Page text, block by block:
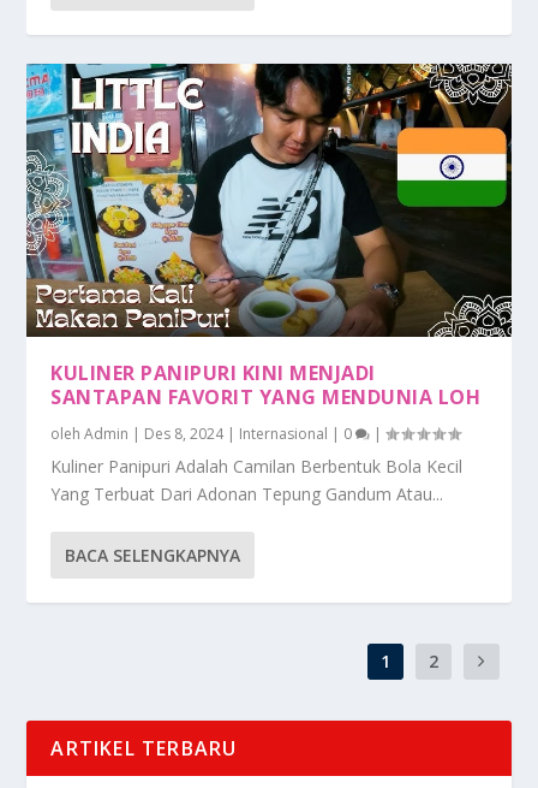
KULINER PANIPURI KINI MENJADI
SANTAPAN FAVORIT YANG MENDUNIA LOH
olehAdmin | Des 8, 2024| Internasional | 0 |
Kuliner Panipuri Adalah Camilan Berbentuk Bola Kecil
Yang Terbuat Dari Adonan Tepung Gandum Atau...
BACA SELENGKAPNYA
1 2
ARTIKEL TERBARU